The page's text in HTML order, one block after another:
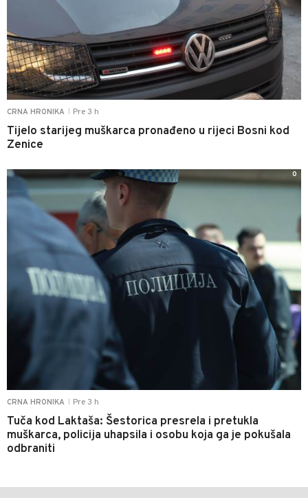
CRNA HRONIKA Pre 3 h
Tijelo starijeg muškarca pronađeno u rijeci Bosni kod
Zenice
CRNA HRONIKA Pre 3 h
Tuča kod Laktaša: Šestorica presrela i pretukla
muškarca, policija uhapsila i osobu koja ga je pokušala
odbraniti
0